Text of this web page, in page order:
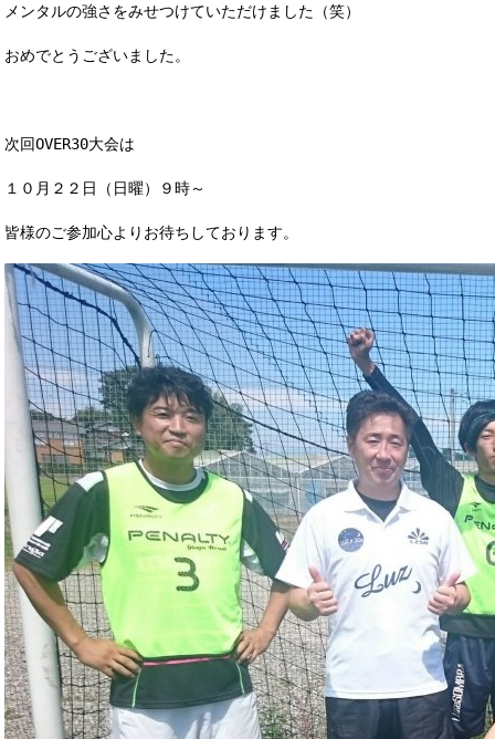
メンタルの強さをみせつけていただけました（笑）
おめでとうございました。
次回OVER30大会は
１０月２２日（日曜）９時～
皆様のご参加心よりお待ちしております。